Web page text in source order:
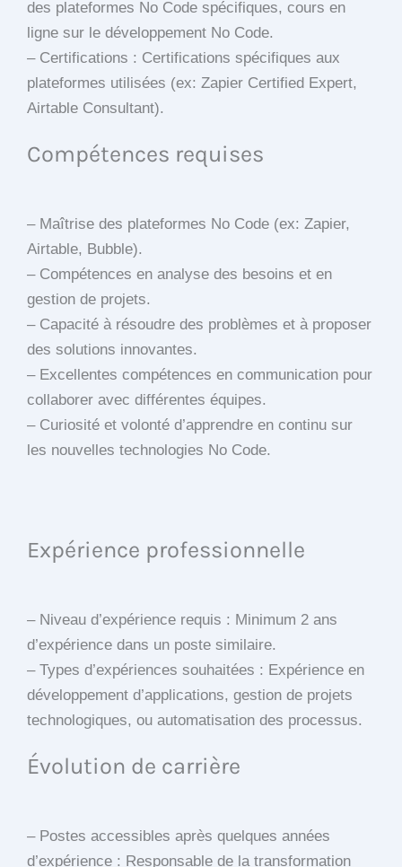
des plateformes No Code spécifiques, cours en
ligne sur le développement No Code.
– Certifications : Certifications spécifiques aux
plateformes utilisées (ex: Zapier Certified Expert,
Airtable Consultant).
Compétences requises
– Maîtrise des plateformes No Code (ex: Zapier,
Airtable, Bubble).
– Compétences en analyse des besoins et en
gestion de projets.
– Capacité à résoudre des problèmes et à proposer
des solutions innovantes.
– Excellentes compétences en communication pour
collaborer avec différentes équipes.
– Curiosité et volonté d’apprendre en continu sur
les nouvelles technologies No Code.
Expérience professionnelle
– Niveau d’expérience requis : Minimum 2 ans
d’expérience dans un poste similaire.
– Types d’expériences souhaitées : Expérience en
développement d’applications, gestion de projets
technologiques, ou automatisation des processus.
Évolution de carrière
– Postes accessibles après quelques années
d’expérience : Responsable de la transformation